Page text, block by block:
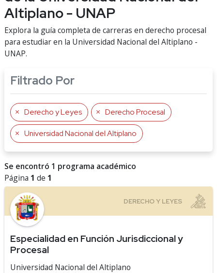
Altiplano - UNAP
Explora la guía completa de carreras en derecho procesal
para estudiar en la Universidad Nacional del Altiplano -
UNAP.
Filtrado Por
Derecho y Leyes Derecho Procesal
Universidad Nacional del Altiplano
Se encontró 1 programa académico
Página 1 de 1
Especialidad en Función Jurisdiccional y
Procesal
Universidad Nacional del Altiplano